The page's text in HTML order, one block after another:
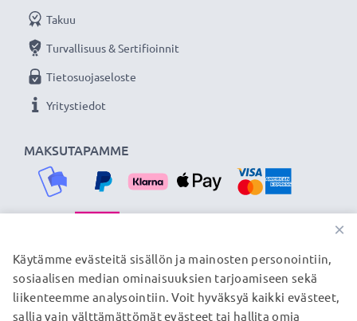
MAKSUTAPAMME
Takuu
Turvallisuus & Sertifioinnit
Tietosuojaseloste
Yritystiedot
TOIMITUSKUMPPANIMME
×
Käytämme evästeitä sisällön ja mainosten personointiin,
sosiaalisen median ominaisuuksien tarjoamiseen sekä
liikenteemme analysointiin. Voit hyväksyä kaikki evästeet,
sallia vain välttämättömät evästeet tai hallita omia